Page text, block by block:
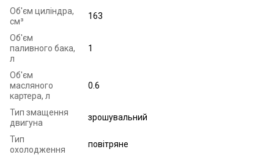
Об'єм циліндра,
см³
163
Об'єм
паливного бака,
л
1
Об'єм
масляного
картера, л
0.6
Тип змащення
двигуна
зрошувальний
Тип
охолодження
повітряне